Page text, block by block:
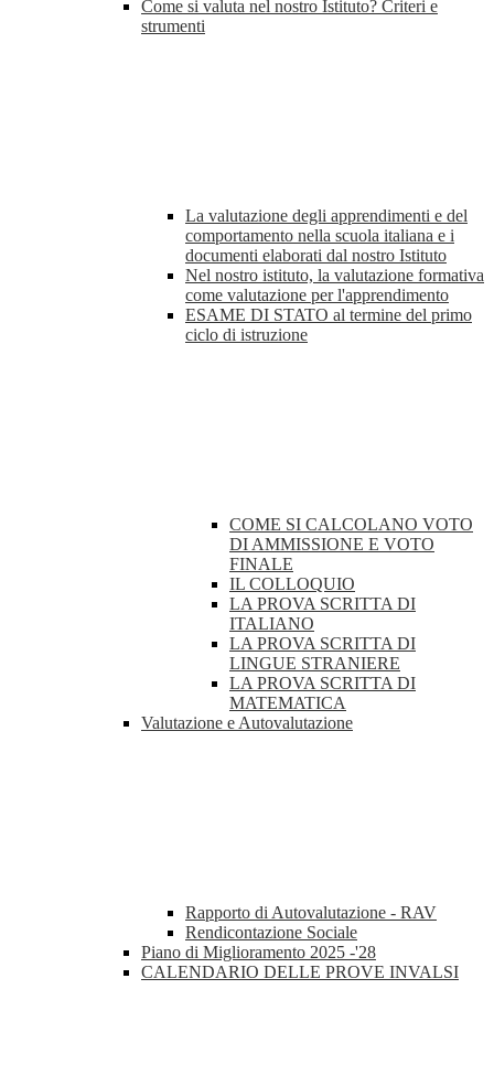
Come si valuta nel nostro Istituto? Criteri e
strumenti
La valutazione degli apprendimenti e del
comportamento nella scuola italiana e i
documenti elaborati dal nostro Istituto
Nel nostro istituto, la valutazione formativa
come valutazione per l'apprendimento
ESAME DI STATO al termine del primo
ciclo di istruzione
COME SI CALCOLANO VOTO
DI AMMISSIONE E VOTO
FINALE
IL COLLOQUIO
LA PROVA SCRITTA DI
ITALIANO
LA PROVA SCRITTA DI
LINGUE STRANIERE
LA PROVA SCRITTA DI
MATEMATICA
Valutazione e Autovalutazione
Rapporto di Autovalutazione - RAV
Rendicontazione Sociale
Piano di Miglioramento 2025 -'28
CALENDARIO DELLE PROVE INVALSI